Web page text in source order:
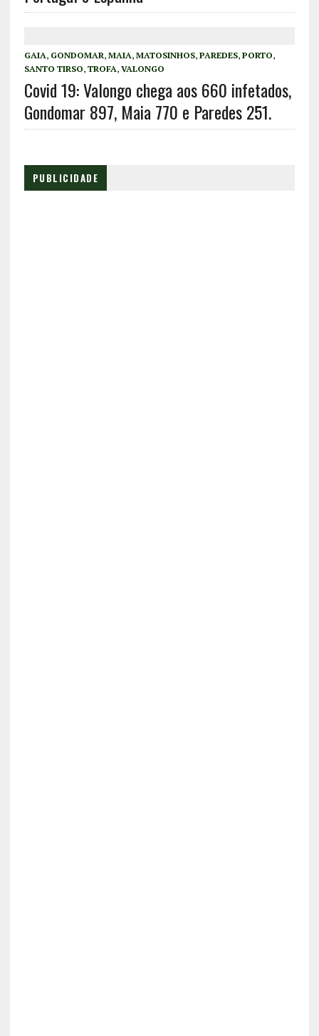
GAIA, GONDOMAR, MAIA, MATOSINHOS, PAREDES, PORTO,
SANTO TIRSO, TROFA, VALONGO
Covid 19: Valongo chega aos 660 infetados,
Gondomar 897, Maia 770 e Paredes 251.
PUBLICIDADE